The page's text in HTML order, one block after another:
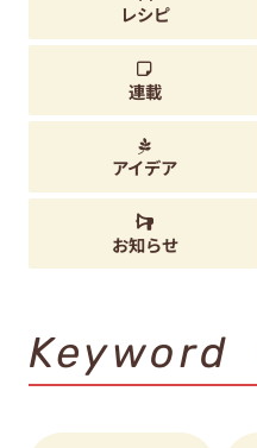
レシピ
連載
アイデア
お知らせ
Keyword